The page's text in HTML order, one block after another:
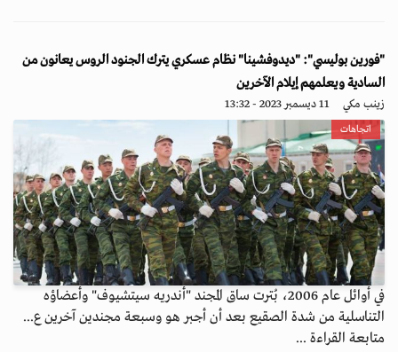
"فورين بوليسي": "ديدوفشينا" نظام عسكري يترك الجنود الروس يعانون من
السادية ويعلمهم إيلام الآخرين
زينب مكي 11 ديسمبر 2023 - 13:32
اتجاهات
في أوائل عام 2006، بُترت ساق المجند "أندريه سيتشيوف" وأعضاؤه
التناسلية من شدة الصقيع بعد أن أجبر هو وسبعة مجندين آخرين ع...
متابعة القراءة ...